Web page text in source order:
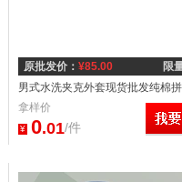
原批发价： ¥85.00
限
男式水洗夹克外套现货批发纯棉
上衣厂家直销一件起批代发
拿样价
¥ 0.01/件